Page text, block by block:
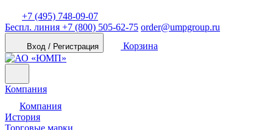
+7 (495) 748-09-07
Беспл. линия +7 (800) 505-62-75 order@umpgroup.ru
Вход / Регистрация Корзина
Компания
Компания
История
Торговые марки